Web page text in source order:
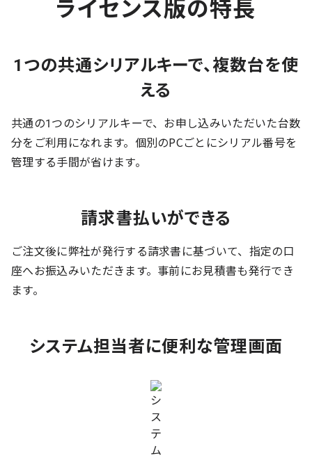
ライセンス版の特長
1つの共通シリアルキーで、複数台を使
える
共通の1つのシリアルキーで、お申し込みいただいた台数
分をご利用になれます。個別のPCごとにシリアル番号を
管理する手間が省けます。
請求書払いができる
ご注文後に弊社が発行する請求書に基づいて、指定の口
座へお振込みいただきます。事前にお見積書も発行でき
ます。
システム担当者に便利な管理画面